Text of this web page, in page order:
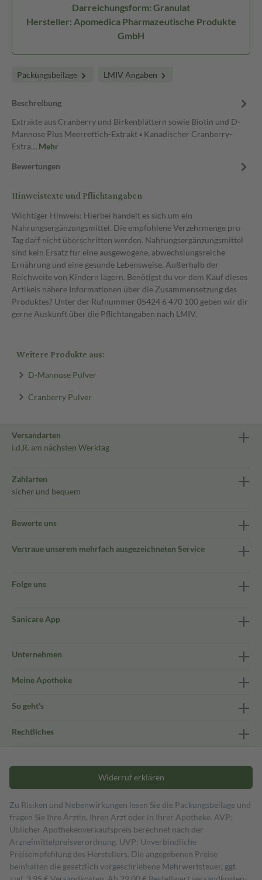
Darreichungsform: Granulat
Hersteller: Apomedica Pharmazeutische Produkte
GmbH
Packungsbeilage LMIV Angaben
Beschreibung
Extrakte aus Cranberry und Birkenblättern sowie Biotin und D-
Mannose Plus Meerrettich-Extrakt ▪ Kanadischer Cranberry-
Extra… Mehr
Bewertungen
Hinweistexte und Pflichtangaben
Wichtiger Hinweis: Hierbei handelt es sich um ein
Nahrungsergänzungsmittel. Die empfohlene Verzehrmenge pro
Tag darf nicht überschritten werden. Nahrungsergänzungsmittel
sind kein Ersatz für eine ausgewogene, abwechslungsreiche
Ernährung und eine gesunde Lebensweise. Außerhalb der
Reichweite von Kindern lagern. Benötigst du vor dem Kauf dieses
Artikels nähere Informationen über die Zusammensetzung des
Produktes? Unter der Rufnummer 05424 6 470 100 geben wir dir
gerne Auskunft über die Pflichtangaben nach LMIV.
Weitere Produkte aus:
D-Mannose Pulver
Cranberry Pulver
Versandarten
i.d.R. am nächsten Werktag
Zahlarten
sicher und bequem
Bewerte uns
Vertraue unserem mehrfach ausgezeichneten Service
Folge uns
Sanicare App
Unternehmen
Meine Apotheke
So geht's
Rechtliches
Widerruf erklären
Zu Risiken und Nebenwirkungen lesen Sie die Packungsbeilage und
fragen Sie Ihre Ärztin, Ihren Arzt oder in Ihrer Apotheke. AVP:
Üblicher Apothekenverkaufspreis berechnet nach der
Arzneimittelpreisverordnung. UVP: Unverbindliche
Preisempfehlung des Herstellers. Die angegebenen Preise
beinhalten die gesetzlich vorgeschriebene Mehrwertsteuer, ggf.